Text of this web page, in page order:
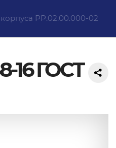
РР.02.00.000-02
16 ГОСТ